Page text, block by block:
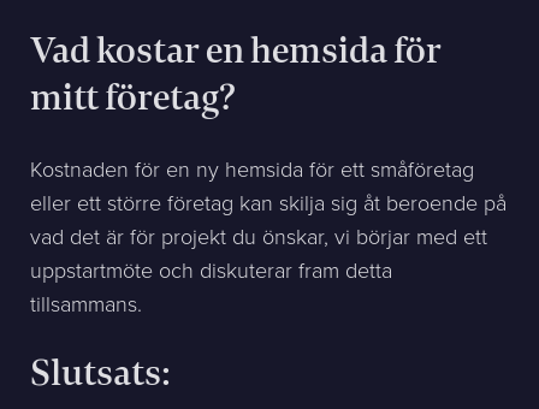
Vad kostar en hemsida för
mitt företag?
Kostnaden för en ny hemsida för ett småföretag
eller ett större företag kan skilja sig åt beroende på
vad det är för projekt du önskar, vi börjar med ett
uppstartmöte och diskuterar fram detta
tillsammans.
Slutsats: